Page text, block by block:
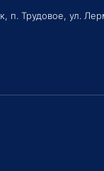
п. Трудовое, ул.